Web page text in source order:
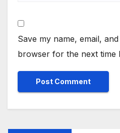
Save my name, email,
browser for the next time